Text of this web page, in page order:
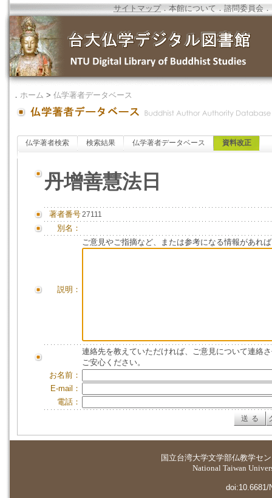
サイトマップ．本館について ．諮問委員会 ．
． ホーム > 仏学著者データベース
仏学著者検索 検索結果 仏学著者データベース 資料改正
丹增善慧法日
著者番号27111
別名：
説明：
ご意見やご指摘など、または参考になる情報があれ
連絡先を教えていただければ、ご意見について連絡
ご安心ください。
お名前：
E-mail：
電話：
国立台湾大学文学部仏教学セ
National Taiwan
doi:10.6681/